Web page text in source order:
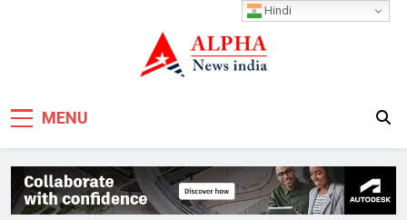
MENU
Hindi